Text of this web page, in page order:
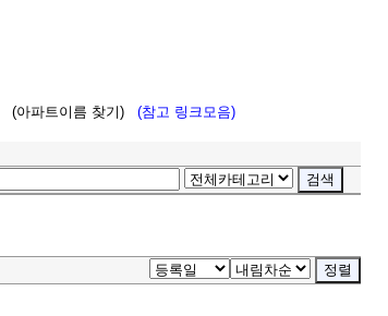
(아파트이름 찾기) (참고 링크모음)